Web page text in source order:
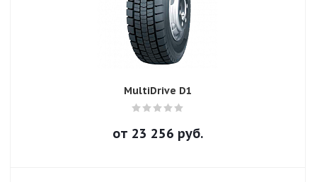
MultiDrive D1
от 23 256 руб.